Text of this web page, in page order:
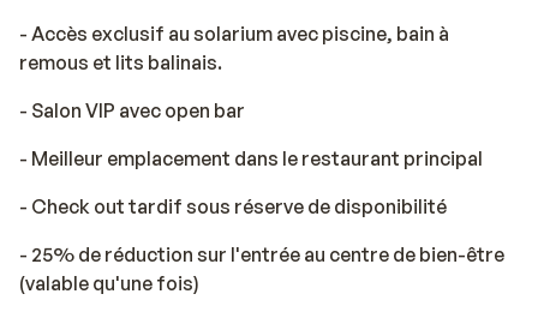
- Accès exclusif au solarium avec piscine, bain à
remous et lits balinais.
- Salon VIP avec open bar
- Meilleur emplacement dans le restaurant principal
- Check out tardif sous réserve de disponibilité
- 25% de réduction sur l'entrée au centre de bien-être
(valable qu'une fois)